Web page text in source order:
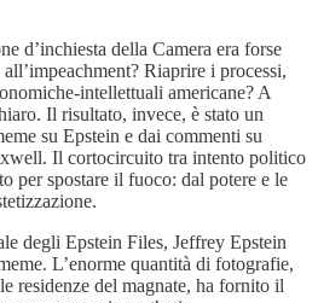
d’inchiesta della Camera era forse
Riaprire i processi,
intellettuali americane? A
Il risultato, invece, è stato un
su Epstein e dai commenti su
Il cortocircuito tra intento politico
per spostare il fuoco: dal potere e le
degli Epstein Files, Jeffrey Epstein
L’enorme quantità di fotografie,
residenze del magnate, ha fornito il